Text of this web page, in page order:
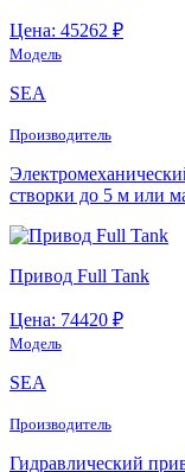
Цена: 45262 ₽
Модель
SEA
Производитель
створки до 5 м или
Привод Full Tank
Цена: 74420 ₽
Модель
SEA
Производитель
Гидравлический